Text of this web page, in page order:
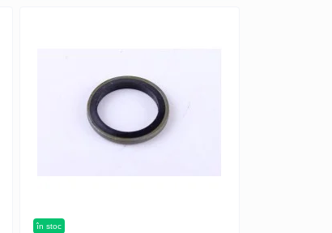
în stoc